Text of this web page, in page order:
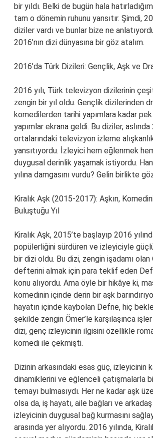
bir yıldı. Belki de bugün hala
tam o dönemin ruhunu yansıtır. Şimdi,
diziler vardı ve bunlar bize ne
2016’nın dizi dünyasına bir göz atalım.
2016’da Türk Dizileri: Gençlik, Aşk ve
2016 yılı, Türk televizyon dizilerinin
zengin bir yıl oldu. Gençlik dizilerinden
komedilerden tarihi yapımlara kadar
yapımlar ekrana geldi. Bu diziler, aslında
ortalarındaki televizyon izleme
yansıtıyordu. İzleyici hem eğlenmek
duygusal derinlik yaşamak istiyordu.
yılına damgasını vurdu? Gelin birlikte
Kiralık Aşk (2015-2017): Aşkın,
Buluştuğu Yıl
Kiralık Aşk, 2015’te başlayıp 2016
popülerliğini sürdüren ve izleyiciyle
bir dizi oldu. Bu dizi, zengin işadamı olan
defterini almak için para teklif eden
konu alıyordu. Ama öyle bir hikâye ki,
komedinin içinde derin bir aşk
hayatın içinde kaybolan Defne, hiç
şekilde zengin Ömer’le karşılaşınca
dizi, genç izleyicinin ilgisini özellikle
komedi ile çekmişti.
Dizinin arkasındaki esas güç, izleyicinin
dinamiklerini ve eğlenceli çatışmalarla
temayı bulmasıydı. Her ne kadar aşk
olsa da, iş hayatı, aile bağları ve
izleyicinin duygusal bağ kurmasını
arasında yer alıyordu. 2016 yılında,